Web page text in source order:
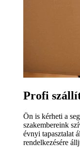
Profi
Ön is kérheti a
szakembereink
évnyi tapasztalat
rendelkezésére